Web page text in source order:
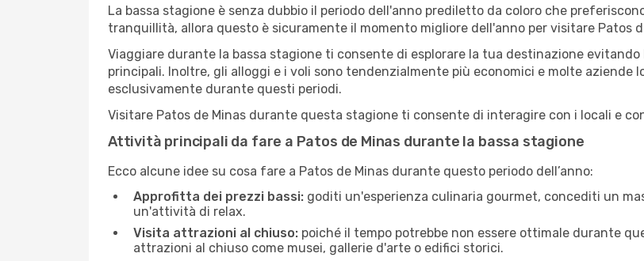
La bassa stagione è senza dubbio il periodo dell'anno prediletto da coloro che
tranquillità, allora questo è sicuramente il momento migliore dell'anno per visitare Patos
Viaggiare durante la bassa stagione ti consente di esplorare la tua destinazione
principali. Inoltre, gli alloggi e i voli sono tendenzialmente più economici e molte aziende
esclusivamente durante questi periodi.
Visitare Patos de Minas durante questa stagione ti consente di interagire con i locali e
Attività principali da fare a Patos de Minas durante la bassa stagione
Ecco alcune idee su cosa fare a Patos de Minas durante questo periodo dell’anno:
Approfitta dei prezzi bassi: goditi un'esperienza culinaria gourmet, concediti un
un'attività di relax.
Visita attrazioni al chiuso: poiché il tempo potrebbe non essere ottimale durante
attrazioni al chiuso come musei, gallerie d'arte o edifici storici.